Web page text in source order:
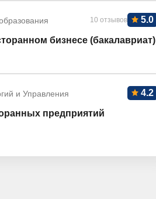
10 отзывов 5.0
бизнесе (бакалавриат)
и Управления 4.2
предприятий